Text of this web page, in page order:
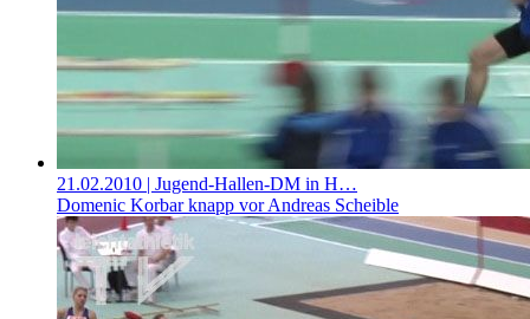
21.02.2010 | Jugend-Hallen-DM in H…
Domenic Korbar knapp vor Andreas Scheible